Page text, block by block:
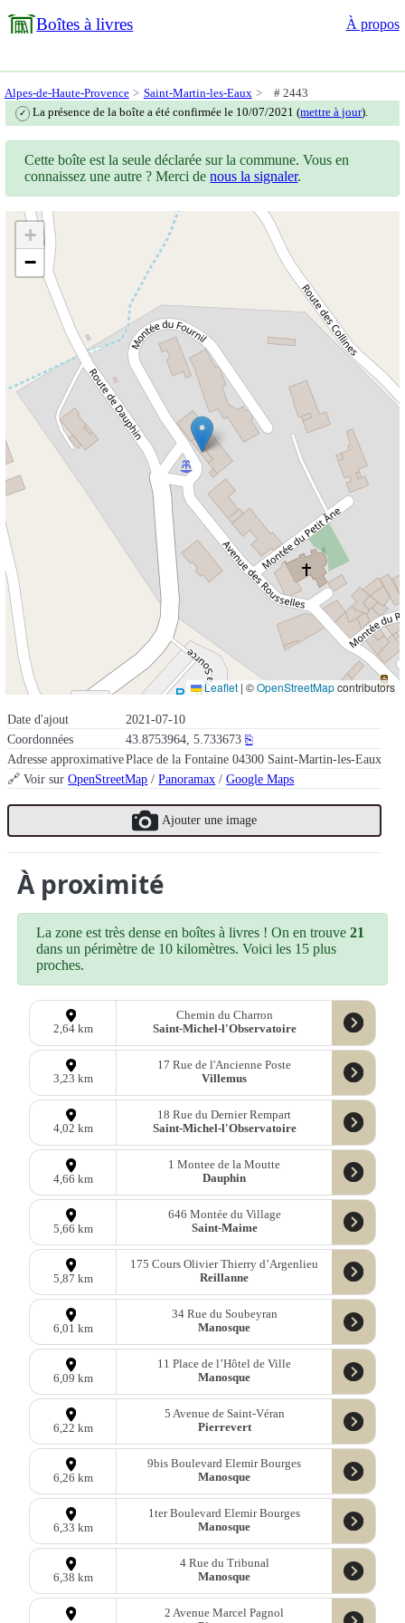
Boîtes à livres À propos
Alpes-de-Haute-Provence Saint-Martin-les-Eaux # 2443
✓ La présence de la boîte a été confirmée le 10/07/2021 (mettre à jour).
Date d'ajout
2021-07-10
Coordonnées
43.8753964, 5.733673 ⎘
Adresse approximativePlace de la Fontaine 04300 Saint-Martin-les-Eaux
🔗 Voir surOpenStreetMap /Panoramax /Google Maps
Ajouter une image
Cette boîte est la seule déclarée sur la commune. Vous en
connaissez une autre ? Merci denous la signaler.
+
−
Leaflet | ©OpenStreetMapcontributors
À proximité
La zone est très dense en boîtes à livres ! On en trouve21
dans un périmètre de 10 kilomètres. Voici les 15 plus
proches.
2,64 km
Chemin du Charron
Saint-Michel-l'Observatoire
3,23 km
17 Rue de l'Ancienne Poste
Villemus
4,02 km
18 Rue du Dernier Rempart
Saint-Michel-l'Observatoire
4,66 km
1 Montee de la Moutte
Dauphin
5,66 km
646 Montée du Village
Saint-Maime
5,87 km
175 Cours Olivier Thierry d’Argenlieu
Reillanne
6,01 km
34 Rue du Soubeyran
Manosque
6,09 km
11 Place de l’Hôtel de Ville
Manosque
6,22 km
5 Avenue de Saint-Véran
Pierrevert
6,26 km
9bis Boulevard Elemir Bourges
Manosque
6,33 km
1ter Boulevard Elemir Bourges
Manosque
6,38 km
4 Rue du Tribunal
Manosque
2 Avenue Marcel Pagnol